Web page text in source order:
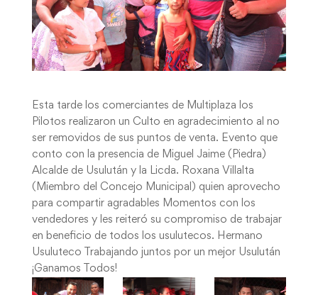
Esta tarde los comerciantes de Multiplaza los
Pilotos realizaron un Culto en agradecimiento al no
ser removidos de sus puntos de venta. Evento que
conto con la presencia de Miguel Jaime (Piedra)
Alcalde de Usulután y la Licda. Roxana Villalta
(Miembro del Concejo Municipal) quien aprovecho
para compartir agradables Momentos con los
vendedores y les reiteró su compromiso de trabajar
en beneficio de todos los usulutecos. Hermano
Usuluteco Trabajando juntos por un mejor Usulután
¡Ganamos Todos!